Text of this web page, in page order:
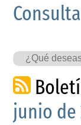
Consulta
junio de